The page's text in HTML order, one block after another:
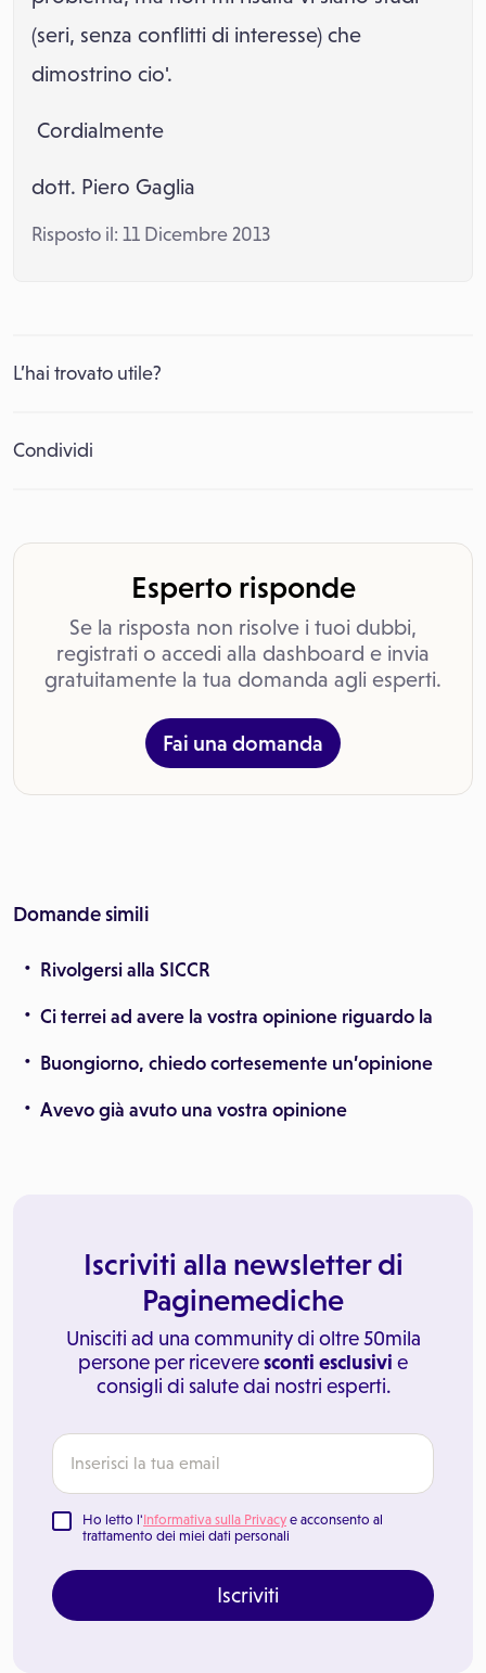
(seri, senza conflitti di interesse) che
dimostrino cio'.
Cordialmente
dott. Piero Gaglia
Risposto il: 11 Dicembre 2013
L’hai trovato utile?
Condividi
Esperto risponde
Se la risposta non risolve i tuoi dubbi,
registrati o accedi alla dashboard e invia
gratuitamente la tua domanda agli esperti.
Fai una domanda
Domande simili
Rivolgersi alla SICCR
Ci terrei ad avere la vostra opinione riguardo la
Buongiorno, chiedo cortesemente un’opinione
Avevo già avuto una vostra opinione
Iscriviti alla newsletter di
Paginemediche
Unisciti ad una community di oltre 50mila
persone per riceveresconti esclusivi e
consigli di salute dai nostri esperti.
Ho letto l'Informativa sulla Privacy e acconsento al
trattamento dei miei dati personali
Iscriviti